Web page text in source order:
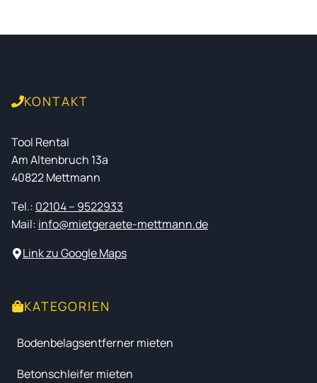
KONTAKT
Tool Rental
Am Altenbruch 13a
40822 Mettmann
Tel.: 02104 – 9522933
Mail: info@mietgeraete-mettmann.de
Link zu Google Maps
KATEGORIEN
Bodenbelagsentferner mieten
Betonschleifer mieten